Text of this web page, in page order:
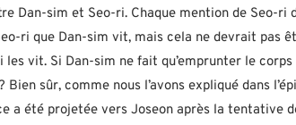
Dan-sim et Seo-ri. Chaque mention de Seo-ri
ri que Dan-sim vit, mais cela ne devrait pas
les vit. Si Dan-sim ne fait qu’emprunter le
sûr, comme nous l’avons expliqué dans
a été projetée vers Joseon après la tentative